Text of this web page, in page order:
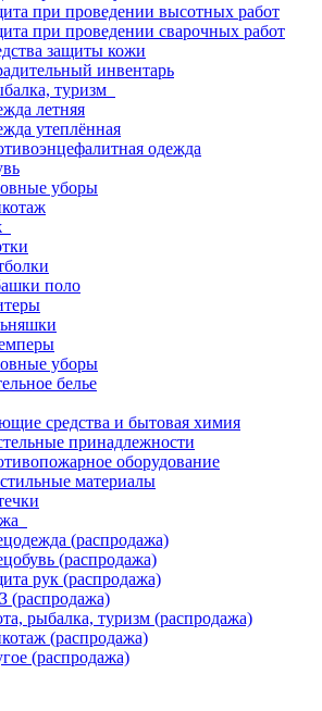
при проведении высотных работ
при проведении сварочных работ
защиты кожи
инвентарь
туризм
летняя
утеплённая
одежда
уборы
поло
уборы
белье
средства и бытовая химия
принадлежности
оборудование
материалы
(распродажа)
(распродажа)
рук (распродажа)
(распродажа)
рыбалка, туризм (распродажа)
(распродажа)
(распродажа)